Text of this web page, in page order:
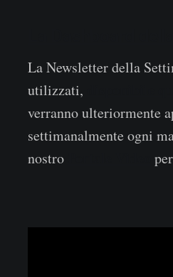
La Newsletter della
utilizzati,
verranno ulteriormente
settimanalmente ogni
nostro